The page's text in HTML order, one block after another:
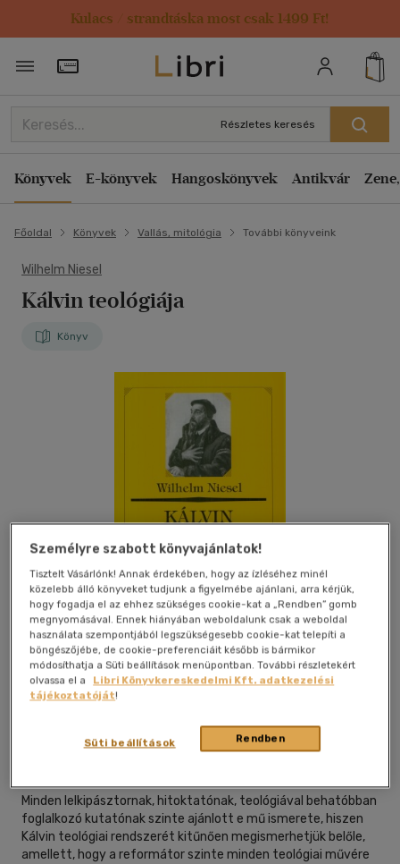
Kulacs / strandtáska most csak 1499 Ft!
Törzsvásárlói Kártya adatai
Részletes keresés
Könyvek E-könyvek Hangoskönyvek Antikvár
Főoldal Könyvek Vallás, mitológia További könyveink
Wilhelm Niesel
Kálvin teológiája
Könyv
Kívánságlistához adom Megosztom
Református Kálvin Kiadó|1998 magyar nyelvű
Minden lelkipásztornak, hitoktatónak, teológiával behatóbban
foglalkozó kutatónak szinte ajánlott e mű ismerete, hiszen
Kálvin teológiai rendszerét kitűnően megismerhetjük belőle,
amellett, hogy a reformátor szinte minden teológiai művére
Személyre szabott könyvajánlatok!
Tisztelt Vásárlónk! Annak érdekében, hogy az ízléséhez minél
közelebb álló könyveket tudjunk a figyelmébe ajánlani, arra kérjük,
hogy fogadja el az ehhez szükséges cookie-kat a „Rendben” gomb
megnyomásával. Ennek hiányában weboldalunk csak a weboldal
használata szempontjából legszükségesebb cookie-kat telepíti a
böngészőjébe, de cookie-preferenciáit később is bármikor
módosíthatja a Süti beállítások menüpontban. További részletekért
olvassa el a
Libri Könyvkereskedelmi Kft. adatkezelési
tájékoztatóját!
Rendben
Süti beállítások